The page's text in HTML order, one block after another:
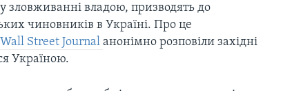
владою, призводять до
чиновників в Україні. Про це
Street Journalанонімно розповіли західні
Україною.